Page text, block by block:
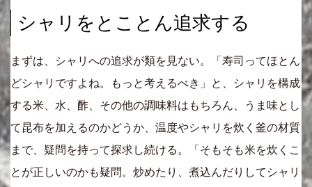
シャリをとことん追求する
まずは、シャリへの追求が類を見ない。「寿司ってほとん
どシャリですよね。もっと考えるべき」と、シャリを構成
する米、水、酢、その他の調味料はもちろん、うま味とし
て昆布を加えるのかどうか、温度やシャリを炊く釜の材質
まで、疑問を持って探求し続ける。「そもそも米を炊くこ
とが正しいのかも疑問。炒めたり、煮込んだりしてシャリ